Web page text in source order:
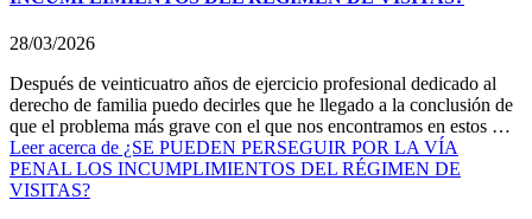
28/03/2026
Después de veinticuatro años de ejercicio profesional dedicado al
derecho de familia puedo decirles que he llegado a la conclusión de
que el problema más grave con el que nos encontramos en estos …
Leeracerca de ¿SE PUEDEN PERSEGUIR POR LA VÍA
PENAL LOS INCUMPLIMIENTOS DEL RÉGIMEN DE
VISITAS?